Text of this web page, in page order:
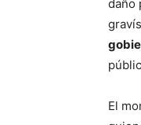
daño
El